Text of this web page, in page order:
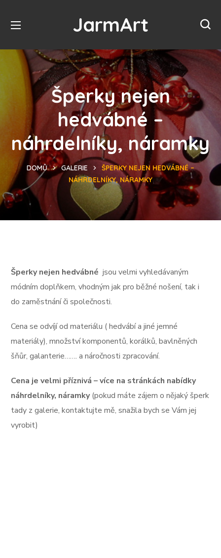
JarmArt
Šperky nejen
hedvábné –
náhrdelníky, náramky
DOMŮ GALERIE
ŠPERKY NEJEN HEDVÁBNÉ –
NÁHRDELNÍKY, NÁRAMKY
Šperky nejen hedvábné jsou velmi vyhledávaným
módním doplňkem, vhodným jak pro běžné nošení, tak i
do zaměstnání či společnosti.
Cena se odvíjí od materiálu ( hedvábí a jiné jemné
materiály), množství komponentů, korálků, bavlněných
šňůr, galanterie……. a náročnosti zpracování.
Cena je velmi příznivá – více na stránkách nabídky
náhrdelníky, náramky(pokud máte zájem o nějaký šperk
tady z galerie, kontaktujte mě, snažila bych se Vám jej
vyrobit)